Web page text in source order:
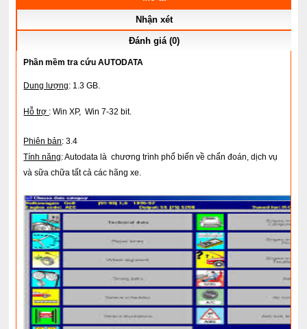
Nhận xét
Đánh giá (0)
Phần mềm tra cứu AUTODATA
Dung lượng: 1.3 GB.
Hỗ trợ : Win XP, Win 7-32 bit.
Phiên bản: 3.4
Tính năng: Autodata là chương trình phổ biến về chẩn đoán, dịch vụ
và sữa chữa tất cả các hãng xe.